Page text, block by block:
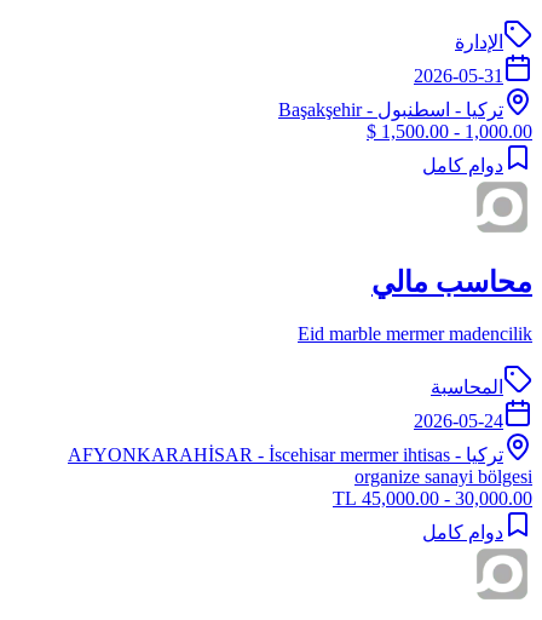
الإدارة
2026-05-31
تركيا - اسطنبول - Başakşehir
1,000.00 - 1,500.00 $
دوام كامل
محاسب مالي
Eid marble mermer madencilik
المحاسبة
2026-05-24
تركيا -
AFYONKARAHİSAR - İscehisar mermer ihtisas
organize sanayi bölgesi
30,000.00 - 45,000.00 TL
دوام كامل